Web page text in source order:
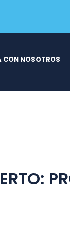
CON NOSOTROS